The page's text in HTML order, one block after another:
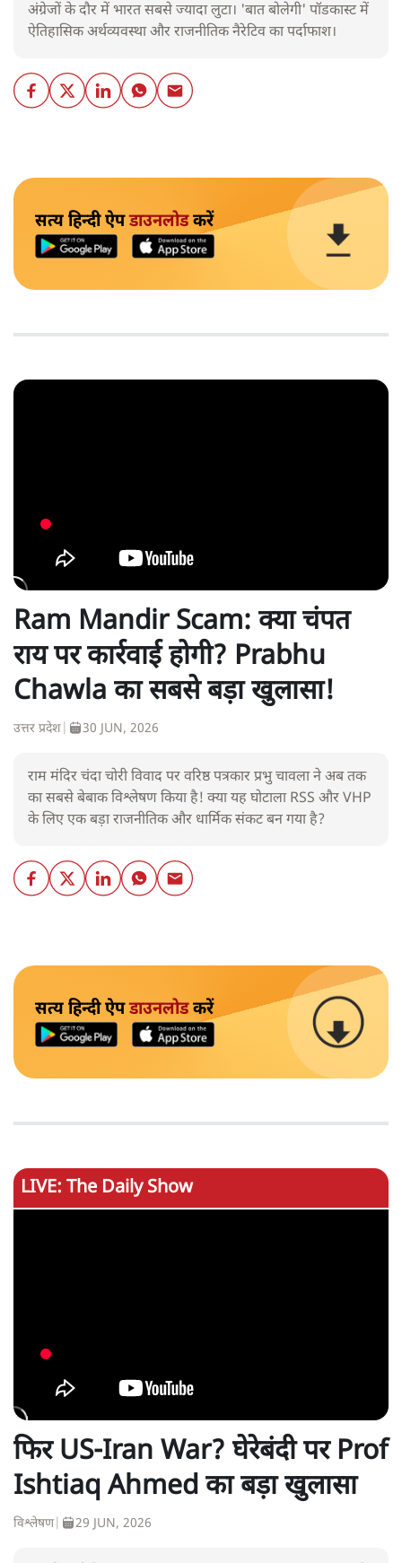
अंग्रेजों के दौर में भारत सबसे ज्यादा लुटा। 'बात बोलेगी' पॉडकास्ट में
ऐतिहासिक अर्थव्यवस्था और राजनीतिक नैरेटिव का पर्दाफाश।
सत्य हिन्दी ऐपडाउनलोडकरें
Ram Mandir Scam: क्या चंपत
राय पर कार्रवाई होगी? Prabhu
Chawla का सबसे बड़ा खुलासा!
उत्तर प्रदेश 30 JUN, 2026
राम मंदिर चंदा चोरी विवाद पर वरिष्ठ पत्रकार प्रभु चावला ने अब तक
का सबसे बेबाक विश्लेषण किया है! क्या यह घोटाला RSS और VHP
के लिए एक बड़ा राजनीतिक और धार्मिक संकट बन गया है?
सत्य हिन्दी ऐपडाउनलोडकरें
LIVE: The Daily Show
फिर US-Iran War? घेरेबंदी पर Prof
Ishtiaq Ahmed का बड़ा खुलासा
विश्लेषण| 29 JUN, 2026